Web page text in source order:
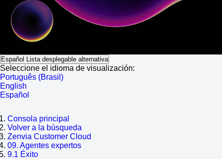
Español Lista desplegable alternativa
Seleccione el idioma de visualización:
Português (Brasil)
English
Español
Consola principal
Volver a la búsqueda
Zenvia Customer Cloud
09. Agentes expertos
9.1 Éxito